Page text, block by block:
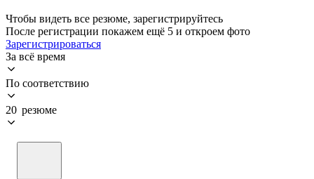
Чтобы видеть все резюме, зарегистрируйтесь
После регистрации покажем ещё 5 и откроем фото
Зарегистрироваться
За всё время
По соответствию
20 резюме